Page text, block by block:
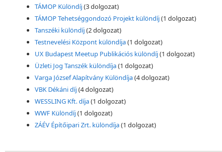
TÁMOP Különdíj(3 dolgozat)
TÁMOP Tehetséggondozó Projekt különdíj(1 dolgozat)
Tanszéki különdíj(2 dolgozat)
Testnevelési Központ különdíja(1 dolgozat)
UX Budapest Meetup Publikációs különdíj(1 dolgozat)
Üzleti Jog Tanszék különdíja(1 dolgozat)
Varga József Alapítvány Különdíja(4 dolgozat)
VBK Dékáni díj(4 dolgozat)
WESSLING Kft. díja(1 dolgozat)
WWF Különdíj(1 dolgozat)
ZÁÉV Építőipari Zrt. különdíja(1 dolgozat)